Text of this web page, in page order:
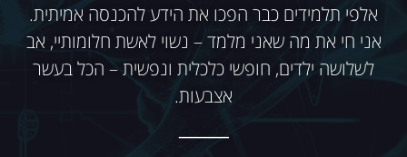
אלפי תלמידים כבר הפכו את הידע להכנסה אמיתית.
אני חי את מה שאני מלמד – נשוי לאשת חלומותיי, אב
לשלושה ילדים, חופשי כלכלית ונפשית – הכל בעשר
אצבעות.
⸻